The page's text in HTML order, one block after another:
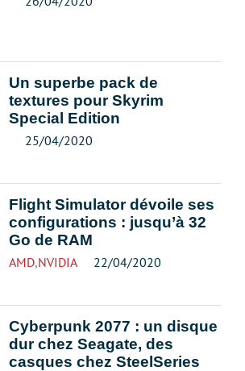
Un superbe pack de
textures pour Skyrim
Special Edition
25/04/2020
Flight Simulator dévoile ses
configurations : jusqu’à 32
Go de RAM
AMD,NVIDIA 22/04/2020
Cyberpunk 2077 : un disque
dur chez Seagate, des
casques chez SteelSeries